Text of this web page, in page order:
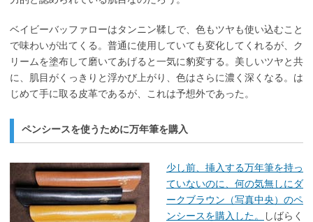
ベイビーバッファローはタンニン鞣しで、色もツヤも使い込むこと
で味わいが出てくる。普通に使用していても変化してくれるが、ク
リームを塗布して磨いてあげると一気に豹変する。美しいツヤと共
に、肌目がくっきりと浮かび上がり、色はさらに濃く深くなる。は
じめて手に取る皮革であるが、これは予想外であった。
ペンシースを使うために万年筆を購入
少し前、挿入する万年筆を持っ
ていないのに、何の気無しにダ
ークブラウン（写真中央）のペ
ンシースを購入した。
しばらく